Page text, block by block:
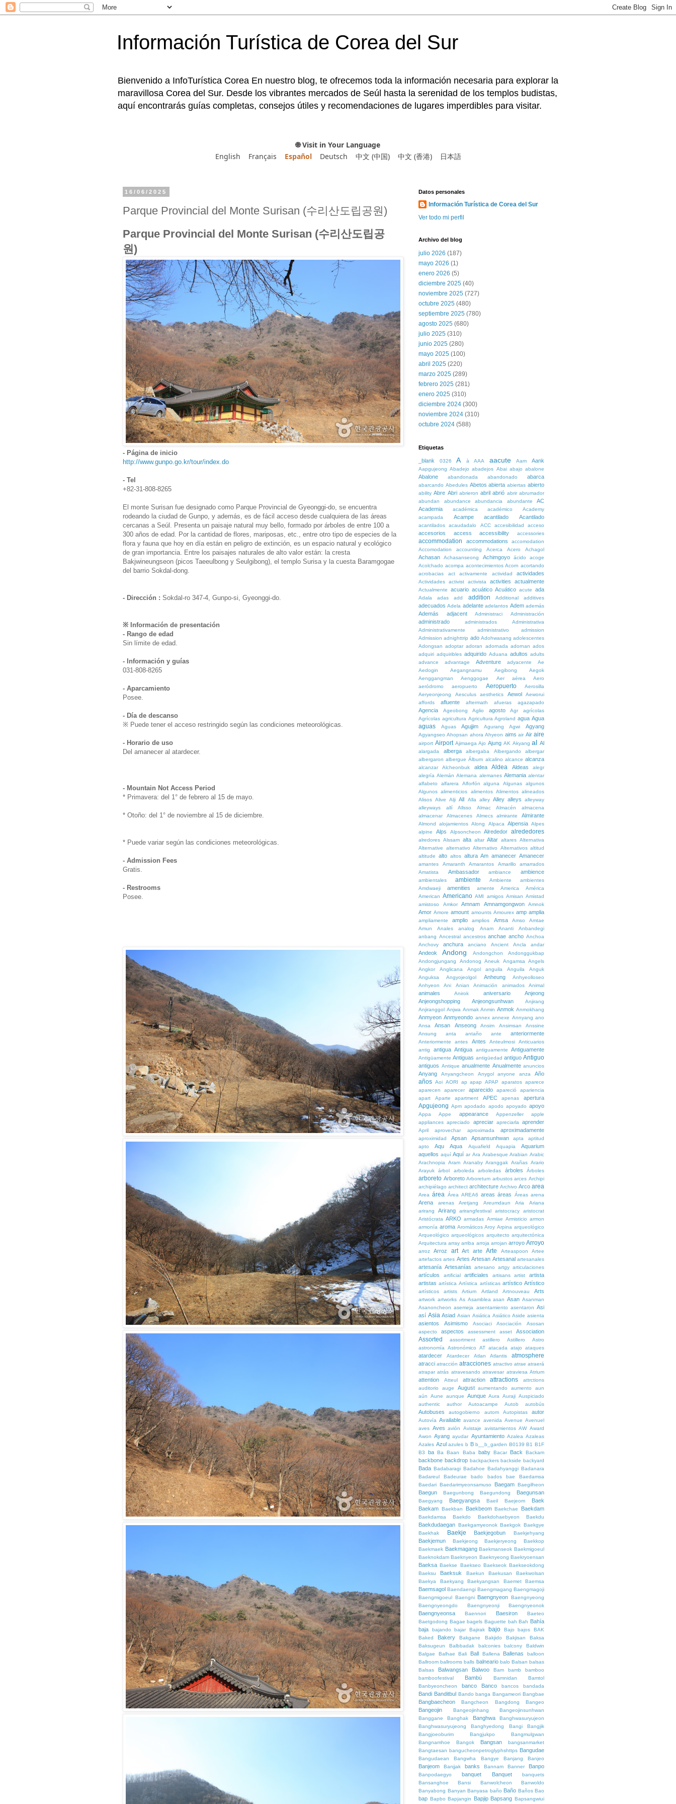
Información Turística de Corea del Sur
Bienvenido a InfoTurística Corea En nuestro blog, te ofrecemos toda la información necesaria para explorar la
maravillosa Corea del Sur. Desde los vibrantes mercados de Seúl hasta la serenidad de los templos budistas,
aquí encontrarás guías completas, consejos útiles y recomendaciones de lugares imperdibles para visitar.
🌐 Visit in Your Language
English
Français Español Deutsch 中文 (中国) 中文 (香港) 日本語
16/06/2025
Parque Provincial del Monte Surisan (수리산도립공원)
Parque Provincial del Monte Surisan (수리산도립공
원)
- Página de inicio
http://www.gunpo.go.kr/tour/index.do
- Tel
+82-31-808-8265
El monte Surisan fue designado como Parque Provincial de Gyeonggi-do, se encuentra
rodeando la ciudad de Gunpo, y además, es de fácil acceso desde cualquiera de las áreas
cercanas a Seúl. Presenta un paisaje natural muy bello, formado por árboles de entre 100 a
300 años de edad. Por la cantidad de flores, mariposas, etc., entre otro tipo de especies de la
flora y fauna que hoy en día están en peligro de extinción, es un espacio natural y ecológico
de gran importancia. Entre los paisajes naturales de alto valor están: la cresta
Bakjwineungseon (picos Taeeulbong y Seulgibong), el templo Surisa y la cuesta Baramgogae
del barrio Sokdal-dong.
- Dirección : Sokdal-ro 347-4, Gunpo-si, Gyeonggi-do.
※ Información de presentación
- Rango de edad
Sin límite de edad.
- Información y guías
031-808-8265
- Aparcamiento
Posee.
- Día de descanso
※ Puede tener el acceso restringido según las condiciones meteorológicas.
- Horario de uso
Del amanecer al atardecer.
- Mountain Not Access Period
* Primavera: del 1° de febrero al 15 de mayo.
* Otoño: del 1° de noviembre al 15 de diciembre.
* Puede variar según las condiciones meteorológicas.
- Admission Fees
Gratis.
- Restrooms
Posee.
Datos personales
Información Turística de Corea del Sur
Ver todo mi perfil
Archivo del blog
julio 2026 (187)
mayo 2026 (1)
enero 2026 (5)
diciembre 2025 (40)
noviembre 2025 (727)
octubre 2025 (480)
septiembre 2025 (780)
agosto 2025 (680)
julio 2025 (310)
junio 2025 (280)
mayo 2025 (100)
abril 2025 (220)
marzo 2025 (289)
febrero 2025 (281)
enero 2025 (310)
diciembre 2024 (300)
noviembre 2024 (310)
octubre 2024 (588)
Etiquetas
_blank 0326 A à AAA aacute Aam Aank
Aapgujeong Abadejo abadejos Abai abajo abalone
Abalone abandonada abandonado abarca
abarcando Abedules Abetos abierta abiertas abierto
ability Abre Abri abrieron abril abrió abrir abrumador
abundan
abundance abundancia abundante
AC
Academia
académica académico
Academy
acampada
Acampe acantilado Acantilado
acantilados acaudadalo ACC accesibilidad acceso
accesorios access accessibility accessories
accommodation accommodations
accomodation
Accomodation
accounting Acerca Acero Achagol
Achasan Achasanseong Achimgoyo ácido
acoge
Acolchado acompa acontecimientos Acorn acortando
acrobacias
act activamente actividad actividades
Actividades activist activista activities actualmente
Actualmente acuario acuático Acuático acute ada
Adala adas add addition Additional additives
adecuados Adela adelante adelantos Adem además
Además adjacent Administraci Administración
administrado administrados
Administrativa
Administrativamente
administrativo
admission
Admission adnighttrip ado Adohwasang adolescentes
Adongsan adoptar adoran adornada adornan ados
adquiri adquiribles adquirido Aduana adultos adults
advance
advantage Adventure adyacente
Ae
Aedogin
Aegangnamu Aegibong
Aegok
Aenggangman
Aenggogae Aer aérea
Aero
aeródromo
aeropuerto Aeropuerto
Aerosilla
Aeryeonjeong
Aesculus aesthetics Aewol
Aeworui
affords
afluente aftermath afueras agazapado
Agencia Ageobong Aglio agosto Agr
agrícolas
Agrícolas agricultura Agricultura Agroland agua Agua
aguas Aguas Agujjim Agurang Agwi Agyang
Agyangseo Ahopsan ahora Ahyeon aims air Air aire
airport Airport Ajimaega Ajo Ajung AK Akyang al Al
alargada alberga albergaba Albergando
albergar
albergaron albergue Álbum alcalino alcance alcanza
alcanzar Alcheonbuk aldea Aldea Aldeas
alegr
alegría Alemán Alemana alemanes Alemania alentar
alfabeto
alfarera Alforfón alguna Algunas
algunos
Algunos alimenticios alimentos Alimentos alineados
Alisos Alive Alji All Alla alley Alley alleys
alleyway
alleyways
allí Allsso Almac Almacén
almacena
almacenar
Almacenes Almecs almirante Almirante
Almond alojamientos Along Alpaca Alpensia Alpes
alpine
Alps Alpsoncheon Alrededor alrededores
alredores Alssam alta altar Altar altares Alternativa
Alternative
alternativo Alternativo Alternativos altitud
altitude
alto altos altura Am amanecer Amanecer
amantes Amaranth Amarantos Amarillo
amarrados
Amatista
Ambassador ambiance ambience
ambientales ambiente Ambiente
ambientes
Amdwaeji
amenities amente America
América
American Americano AMI amigos Amisan Amistad
amistoso
Amkor Amnam Amnamgongwon Amnok
Amor Amore amount amounts Amourex amp amplia
ampliamente amplio amplios Amsa Amso
Amtae
Amun
Anales analog Anam Ananti
Anbandegi
anbang Ancestral ancestros anchae ancho Anchoa
Anchovy
anchura anciano Ancient Ancla andar
Andeok Andong Andongchon
Andonggukbap
Andongjungang
Andonog Aneuk Angamsa
Angels
Angkor
Anglicana Angol anguila Anguila
Anguk
Anguksa
Angyojeolgol Anheung
Anhyeolloseo
Anhyeon
Ani Anian Animación animados Animal
animales Anirok aniversario
Anjeong
Anjeongshopping
Anjeongsunhwan
Anjirang
Anjiranggol Anjwa Anmak Anmin Anmok Anmokhang
Anmyeon Anmyeondo annex annexe Annyang ano
Ansa
Ansan Anseong Ansim Ansimsan
Anssine
Ansung
anta antaño ante anteriormente
Anteriormente antes Antes Anteulmosi
Anticuarios
antig
antigua Antigua antiguamente Antiguamente
Antigüamente Antiguas antigüedad antiguo Antiguo
antiguos Antique anualmente Anualmente anuncios
Anyang Anyangcheon Anygol anyone anza Año
años Aoi AORI ap apap APAP aparatos aparece
aparecen
aparecer aparecido apareció
apariencia
apart
Aparte apartment APEC apenas apertura
Apgujeong Apm apodado apodo apoyado apoyo
Appa Appe appearance Appenzeller
apple
appliances apreciado apreciar apreciarla aprender
April aprovechar aproximada aproximadamente
aproximidad Apsan Apsansunhwan apta
aptitud
apto
Aqu Aqua Aquafield Aquapia
Aquarium
aquellos aquí Aquí ar Ara Arabesque Arabian Arabic
Arachnopia
Aram Aranaby Aranggak Arañas Arario
Arayuk
árbol arboleda arboledas árboles Árboles
arboreto Arboreto Arboretum arbustos arces Archipi
archipiélago architect architecture Archivo Arco area
Area área Área AREA6 areas áreas Áreas arena
Arena arenas Aretjang Areumdaun Aria
Ariana
arirang
Arirang arirangfestival aristocracy
aristocrat
Aristócrata ARKO armadas Armiae Armisticio armon
armonía aroma Aromáticos Aroy Arpina arqueológico
Arqueológico arqueológicos arquitecto arquitectónica
Arquitectura array arriba arroja arrojan arroyo Arroyo
arroz Arroz art Art arte Arte Arteaspoon
Artee
artefactos artes Artes Artesan Artesanal artesanales
artesanía Artesanías artesano artgy articulaciones
artículos artificial artificiales artisans artist
artista
artistas artística Artística artísticas artístico Artístico
artísticos artists Artium Artland Artnouveau Arts
artwork artworks As Asamblea asan Asan Asanman
Asanoncheon asemeja asentamiento asentaron Asi
así Asia Asiad Asian Asiática Asiático Aside asienta
asientos Asimismo Asociaci Asociación
Asosan
aspecto
aspectos assessment asset Association
Assorted assortment astillero Astillero
Astro
astronomía
Astronómico AT atacada atajo ataques
atardecer Atardecer Atlan Atlantis atmosphere
atracci atracción atracciones atractivo atrae atraerá
atrapar atrás atravesando atravesar atraviesa Atrium
attention Atteul attraction attractions
attrctions
auditorio
auge August aumentando aumento
aun
aún
Aune aunque Aunque Aura Auraji Auspiciado
authentic
author Autoacampe Autob autobús
Autobuses autogobierno autom Autopistas autor
Autovía Available avance avenida Avenue Avenuel
aves Aves avión Avistaje avistamientos AW Award
Awon Ayang ayudar Ayuntamiento Azalea Azaleas
Azales Azul azules b B b__b_garden B0139 B1 B1F
B3
ba Ba Baan Baba baby Bacar Back Backam
backbone backdrop backpackers backside backyard
Bada Badabaragi Badahoe Badahyanggi Badanara
Badareul
Badeurae bado bados bae
Baedamsa
Baedari Baedarimyeonsamuso Baegam Baegilheon
Baegun Baegunbong Baegundong Baegunsan
Baegyang Baegyangsa Baeil Baejeom
Baek
Baekam Baekban Baekbeom Baekchae Baekdam
Baekdamsa Baekdo Baekdohaebyeon Baekdu
Baekdudaegan Baekgamyeonok Baekgok Baekgye
Baekhak
Baekje Baekjegobun Baekjehyang
Baekjemun Baekjeong Baekjeryeong
Baekkop
Baekmaek Baekmagang Baekmanseok Baekmigoeul
Baeknokdam Baeknyeon Baeknyeong Baekryoensan
Baeksa Baekse Baekseo Baekseok Baekseokdong
Baeksu
Baeksuk Baekun Baekusan
Baekwolsan
Baekya
Baekyang Baekyangsan Baemet Baemsa
Baemsagol Baendaengi Baengmagang Baengmagoji
Baengmigoeul Baengni Baengnyeon Baengnyeong
Baengnyeongdo
Baengnyeonji Baengnyeonok
Baengnyeonsa Baennori Baesiron
Baeteo
Baetgodong Bagae bagels Baguette bah Bah Bahía
baja
bajando bajar Bajirak bajo Bajo bajos
BAK
Baked
Bakery Bakgane Bakjido Bakjisan
Baksa
Baksugeun
Balbbadak balconies balcony
Baldwin
Balgae
Balhae Bali Ball Ballena Ballenas
balloon
Ballroom ballrooms balls balneario balo Balsan balsas
Balsas
Balwangsan Balwoo Bam bamb
bamboo
bamboofestival
Bambú Bamnidan
Bamtol
Banbyeoncheon
banco Banco bancos bandada
Bandi Banditbul Bando banga Bangameori Bangbae
Bangbaecheon Bangcheon Bangdong Bangeo
Bangeojin Bangeojinhang
Bangeojinsunhwan
Banggane
Banghak Banghwa
Banghwasuryujeon
Banghwasuryujeong
Banghyedong Bangi
Bangjik
Bangjoeoburim
Bangjukpo
Bangmulgwan
Bangnamhoe
Bangok Bangsan
bangsanmarket
Bangtaesan bangucheonpetroglyphshttps Bangudae
Bangudaean Bangwha Bangye Banjang Banjeo
Banjeom Banjjak banks Bannam Banner Banpo
Banpodaegyo banquet Banquet
banquets
Bansanghoe
Bansi Banwolcheon
Banwoldo
Banyabong Banyan Banyasa baño Baño Baños Bao
bap Bapbo Bapjangin Bapjip Bapsang Bapsangwiui